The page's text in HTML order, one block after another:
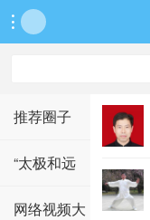

推荐圈子
“太极和远
方”系列活动
网络视频大